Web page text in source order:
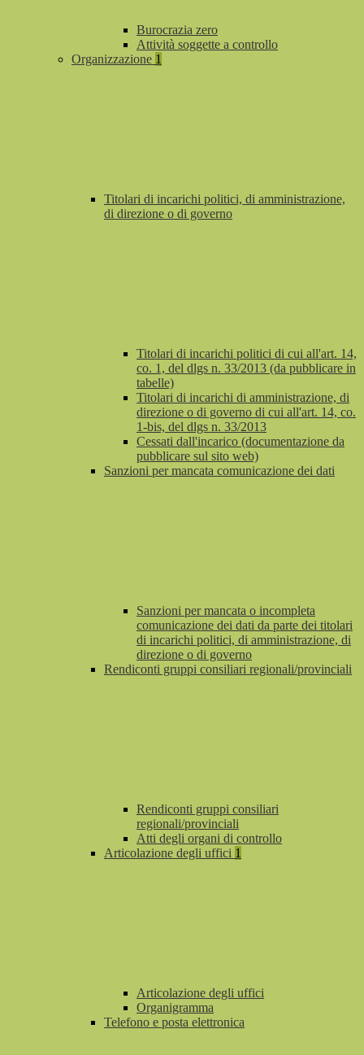
Burocrazia zero
Attività soggette a controllo
Organizzazione 1
Titolari di incarichi politici, di amministrazione,
di direzione o di governo
Titolari di incarichi politici di cui all'art. 14,
co. 1, del dlgs n. 33/2013 (da pubblicare in
tabelle)
Titolari di incarichi di amministrazione, di
direzione o di governo di cui all'art. 14, co.
1-bis, del dlgs n. 33/2013
Cessati dall'incarico (documentazione da
pubblicare sul sito web)
Sanzioni per mancata comunicazione dei dati
Sanzioni per mancata o incompleta
comunicazione dei dati da parte dei titolari
di incarichi politici, di amministrazione, di
direzione o di governo
Rendiconti gruppi consiliari regionali/provinciali
Rendiconti gruppi consiliari
regionali/provinciali
Atti degli organi di controllo
Articolazione degli uffici 1
Articolazione degli uffici
Organigramma
Telefono e posta elettronica